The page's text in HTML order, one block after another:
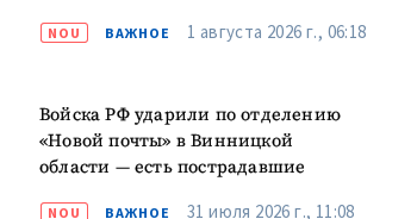
NOU ВАЖНОЕ 1 августа 2026 г., 06:18
Войска РФ ударили по отделению
«Новой почты» в Винницкой
области — есть пострадавшие
NOU ВАЖНОЕ 31 июля 2026 г., 11:08